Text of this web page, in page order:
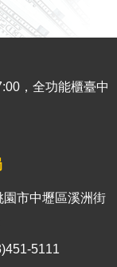
，全功能櫃臺中
園市中壢區溪洲街
5111